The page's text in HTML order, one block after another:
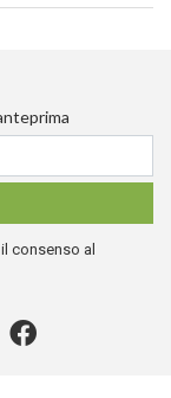
consenso al